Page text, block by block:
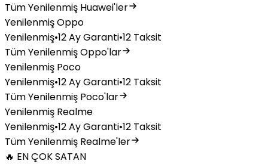
Tüm Yenilenmiş Huawei'ler
Yenilenmiş Oppo
Yenilenmiş•12 Ay Garanti•12 Taksit
Tüm Yenilenmiş Oppo'lar
Yenilenmiş Poco
Yenilenmiş•12 Ay Garanti•12 Taksit
Tüm Yenilenmiş Poco'lar
Yenilenmiş Realme
Yenilenmiş•12 Ay Garanti•12 Taksit
Tüm Yenilenmiş Realme'ler
🔥 EN ÇOK SATAN